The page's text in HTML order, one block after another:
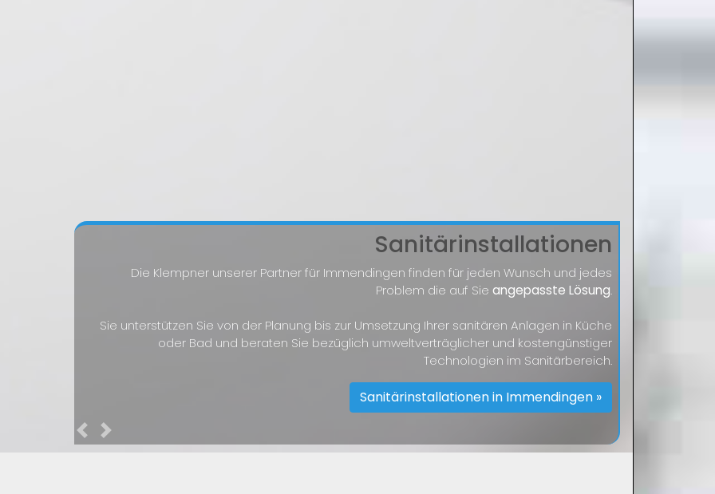
Sanitärinstallationen
Die Klempner unserer Partner für Immendingen finden für jeden Wunsch und jedes
Problem die auf Sieangepasste Lösung.
Sie unterstützen Sie von der Planung bis zur Umsetzung Ihrer sanitären Anlagen in Küche
oder Bad und beraten Sie bezüglich umweltverträglicher und kostengünstiger
Technologien im Sanitärbereich.
Sanitärinstallationen in Immendingen »
Previous